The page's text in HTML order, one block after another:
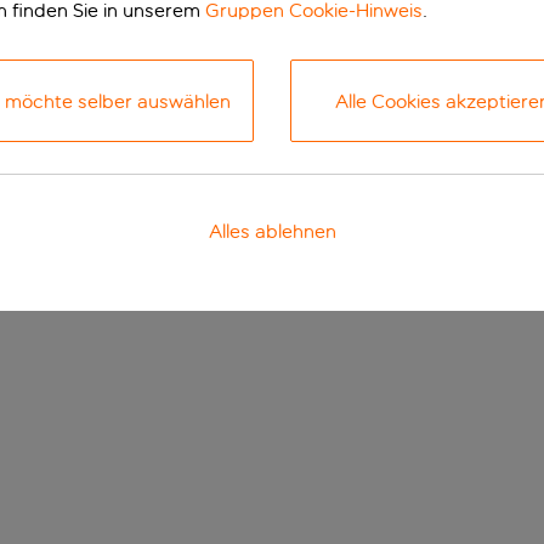
finden Sie in unserem Gruppen Cookie-Hinweis.
möchte selber auswählen Alle Cookies
Alles ablehnen